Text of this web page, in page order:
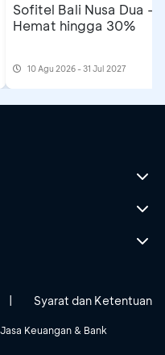
Sofitel Bali Nusa Dua -
Hemat hingga 30%
10 Agu 2026 - 31 Jul 2027
Keuangan & Bank
Syarat dan Ketentuan